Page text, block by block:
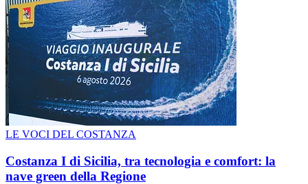
LE VOCI DEL COSTANZA
Costanza I di Sicilia, tra tecnologia e comfort: la
nave green della Regione